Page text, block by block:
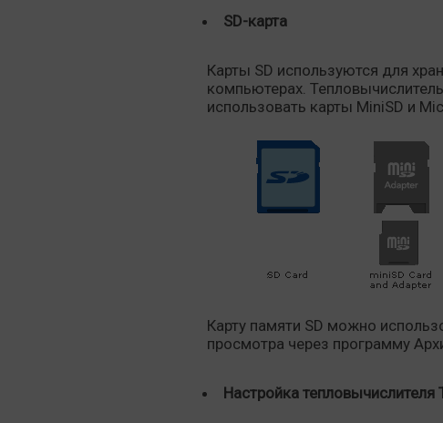
SD-карта
Карты SD используются для
компьютерах.
использовать карты MiniSD и
Карту памяти SD можно
просмотра через программу
Настройка